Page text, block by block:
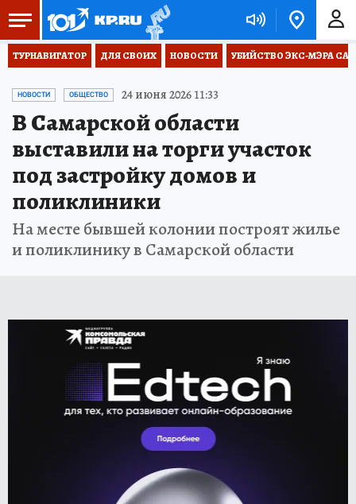
ТУРНАВИГАТОР ДЛЯ СВОИХ НОВОСТИ УБИЙСТВО ЭКС-МЭРА
НОВОСТИ ОБЩЕСТВО 24 июня 2026 11:33
В Самарской области
выставили на торги участок
под застройку домов и
поликлиники
На месте бывшей колонии построят жилье
и поликлинику в Самарской области